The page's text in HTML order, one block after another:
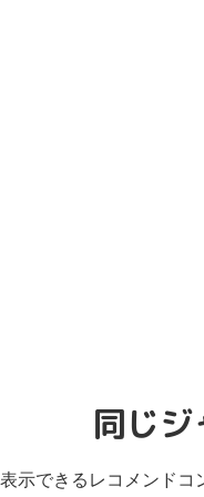
同じ
表示できるレコメンドコ